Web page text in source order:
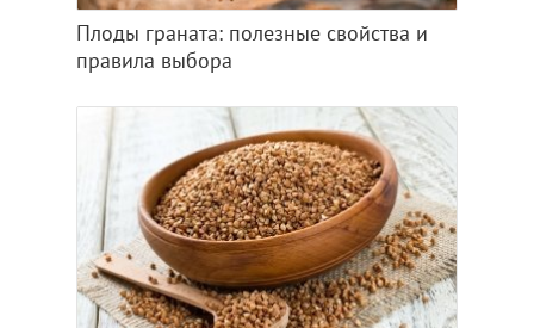
Плоды граната: полезные свойства и
правила выбора